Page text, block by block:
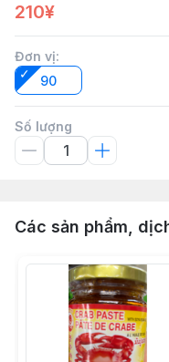
210¥
Đơn vị:
90
Số lượng
Các sản phẩm,